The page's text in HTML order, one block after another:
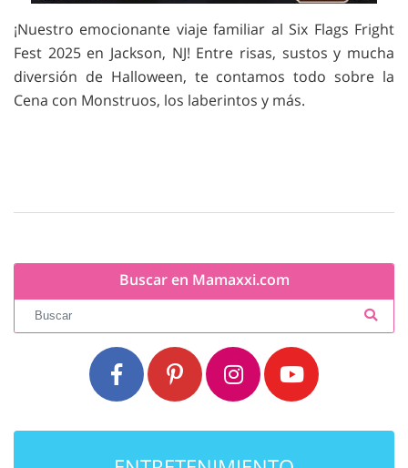
¡Nuestro emocionante viaje familiar al Six Flags Fright
Fest 2025 en Jackson, NJ! Entre risas, sustos y mucha
diversión de Halloween, te contamos todo sobre la
Cena con Monstruos, los laberintos y más.
Buscar en Mamaxxi.com